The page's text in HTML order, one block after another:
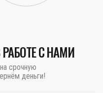
С НАМИ
срочную
деньги!